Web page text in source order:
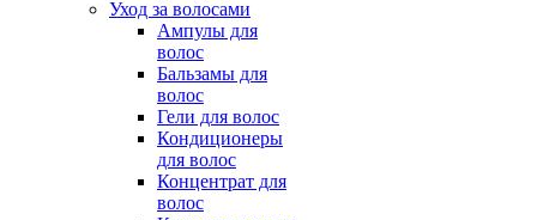
Уход за волосами
Ампулы для
волос
Бальзамы для
волос
Гели для волос
Кондиционеры
для волос
Концентрат для
волос